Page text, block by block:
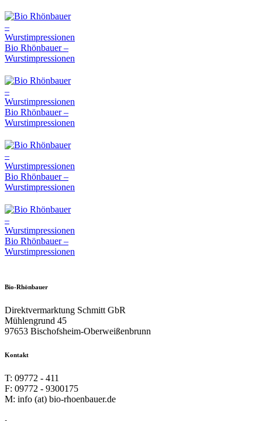
Bio Rhönbauer –
Wurstimpressionen
Bio Rhönbauer –
Wurstimpressionen
Bio Rhönbauer –
Wurstimpressionen
Bio Rhönbauer –
Wurstimpressionen
Bio-Rhönbauer
Direktvermarktung Schmitt GbR
Mühlengrund 45
97653 Bischofsheim-Oberweißenbrunn
Kontakt
T: 09772 - 411
F: 09772 - 9300175
M: info (at) bio-rhoenbauer.de